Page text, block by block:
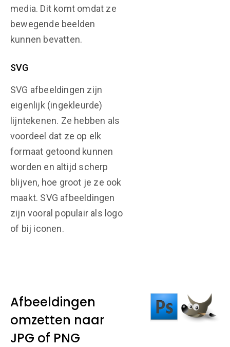
media. Dit komt omdat ze
bewegende beelden
kunnen bevatten.
SVG
SVG afbeeldingen zijn
eigenlijk (ingekleurde)
lijntekenen. Ze hebben als
voordeel dat ze op elk
formaat getoond kunnen
worden en altijd scherp
blijven, hoe groot je ze ook
maakt. SVG afbeeldingen
zijn vooral populair als logo
of bij iconen.
Afbeeldingen
omzetten naar
JPG of PNG